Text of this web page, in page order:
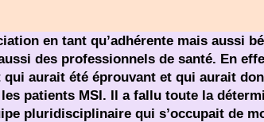
en tant qu’adhérente mais aussi
des professionnels de santé. En
aurait été éprouvant et qui aurait
patients MSI. Il a fallu toute la
pluridisciplinaire qui s’occupait de